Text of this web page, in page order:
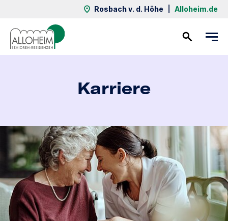
Rosbach v. d. Höhe Alloheim.de
Karriere